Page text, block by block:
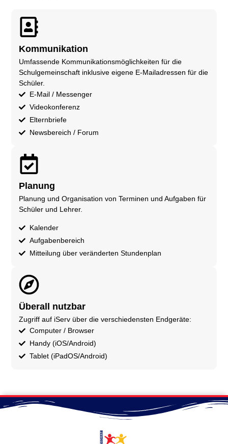
Kommunikation
Umfassende Kommunikationsmöglichkeiten für die
Schulgemeinschaft inklusive eigene E-Mailadressen für die
Schüler.
E-Mail / Messenger
Videokonferenz
Elternbriefe
Newsbereich / Forum
Planung
Planung und Organisation von Terminen und Aufgaben für
Schüler und Lehrer.
Kalender
Aufgabenbereich
Mitteilung über veränderten Stundenplan
Überall nutzbar
Zugriff auf iServ über die verschiedensten Endgeräte:
Computer / Browser
Handy (iOS/Android)
Tablet (iPadOS/Android)